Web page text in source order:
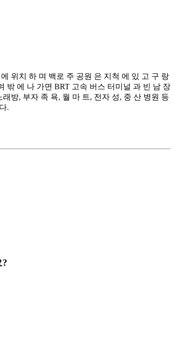
위치 하 며 백로 주 공원 은 지척 에 있 고 구 랑
밖 에 나 가면 BRT 고속 버스 터미널 과 빈 남 장
방, 부자 족 욕, 월 마 트, 전자 성, 중 산 병원 등
.
?